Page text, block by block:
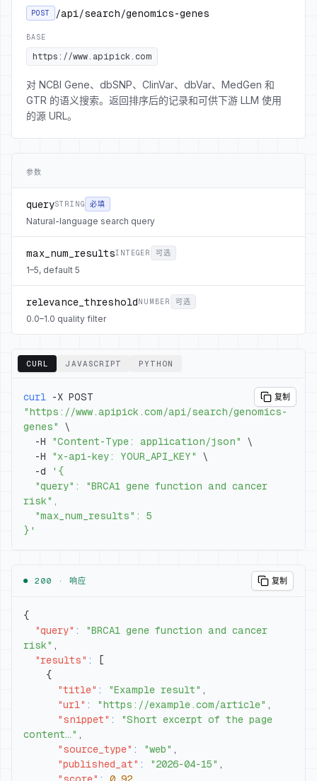
POST /api/search/genomics-genes
BASE
https://www.apipick.com
对 NCBI Gene、dbSNP、ClinVar、dbVar、MedGen 和
GTR 的语义搜索。返回排序后的记录和可供下游 LLM 使用
的源 URL。
参数
querySTRING 必填
Natural-language search query
max_num_resultsINTEGER 可选
1–5, default 5
relevance_threshold NUMBER 可选
0.0–1.0 quality filter
CURL JAVASCRIPT PYTHON
复制
curl
"https://www.apipick.com/api/search/genomics-
genes"
\
  -H
"Content-Type: application/json"
\
  -H
"x-api-key: YOUR_API_KEY"
\
  -d
}'
● 200 · 响应 复制
{
"query" :
"BRCA1 gene function and cancer
risk" ,
"results" :
[
{
"title" : "Example result" ,
"url" : "https://example.com/article" ,
"snippet" :
"Short excerpt of the page
content…" ,
"source_type" : "web" ,
"published_at" : "2026-04-15" ,